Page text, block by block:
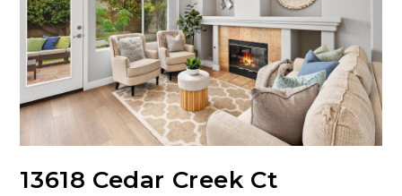
13618 Cedar Creek Ct